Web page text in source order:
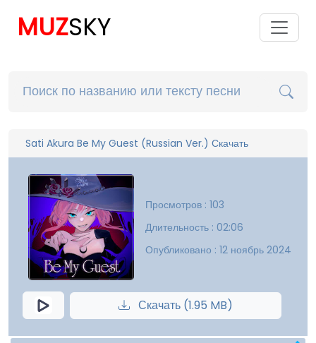
MUZSKY
Sati Akura Be My Guest (Russian Ver.) Скачать
Просмотров : 103
Длительность : 02:06
Опубликовано : 12 ноябрь 2024
Скачать (1.95 MB)